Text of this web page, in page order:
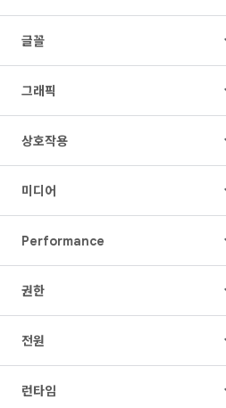
글꼴
그래픽
상호작용
미디어
Performance
권한
전원
런타임